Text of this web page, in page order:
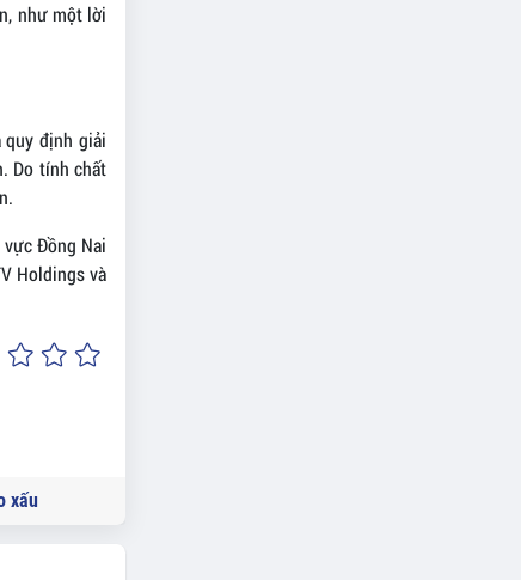
như một lời
định giải
Do tính chất
Đồng Nai
Holdings và
xấu